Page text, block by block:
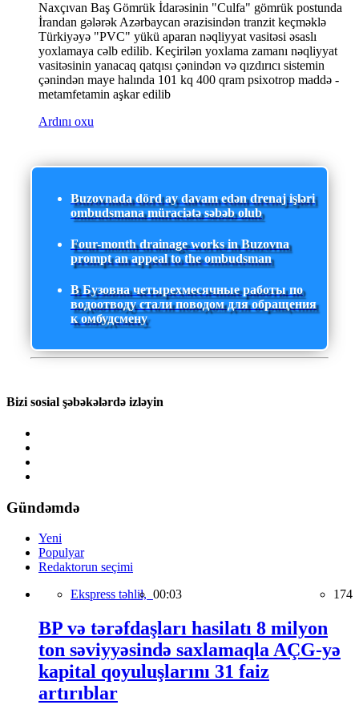
Naxçıvan Baş Gömrük İdarəsinin "Culfa" gömrük postunda
İrandan gələrək Azərbaycan ərazisindən tranzit keçməklə
Türkiyəyə "PVC" yükü aparan nəqliyyat vasitəsi əsaslı
yoxlamaya cəlb edilib. Keçirilən yoxlama zamanı nəqliyyat
vasitəsinin yanacaq qatqısı çənindən və qızdırıcı sistemin
çənindən maye halında 101 kq 400 qram psixotrop maddə -
metamfetamin aşkar edilib
Ardını oxu
Buzovnada dörd ay davam edən drenaj işləri
ombudsmana müraciətə səbəb olub
Four-month drainage works in Buzovna
prompt an appeal to the ombudsman
В Бузовна четырехмесячные работы по
водоотводу стали поводом для обращения
к омбудсмену
Bizi sosial şəbəkələrdə izləyin
Gündəmdə
Yeni
Populyar
Redaktorun seçimi
Ekspress təhlil, 00:03 174
BP və tərəfdaşları hasilatı 8 milyon
ton səviyyəsində saxlamaqla AÇG-yə
kapital qoyuluşlarını 31 faiz
artırıblar